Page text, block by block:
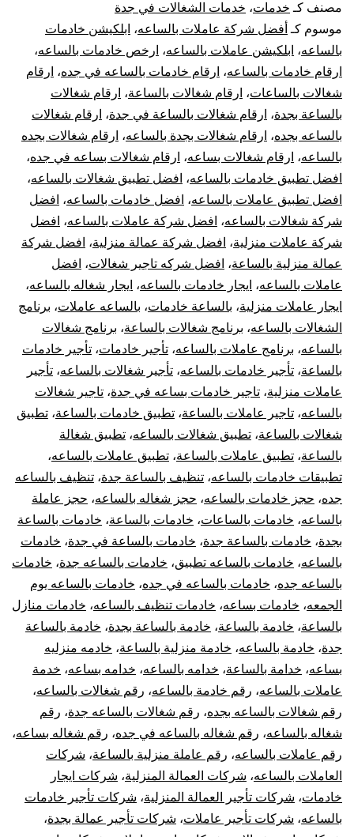
مصنف كـ خدمات، خدمات الشغالات في جدة
موسوم كـ أفضل شركة عاملات بالساعه، ابلكيشن خادمات
بالساعه، ابلكيشن عاملات بالساعه، ارخص خادمات بالساعه،
ارقام خادمات بالساعه، ارقام خادمات بالساعه في جده، ارقام
شغالات بالساعات، ارقام شغالات بالساعة، ارقام شغالات
بالساعة بجدة، ارقام شغالات بالساعة في جدة، ارقام شغالات
بالساعه بجده، ارقام شغالات بجدة بالساعه، ارقام شغالات بجده
بالساعه، ارقام شغالات بساعه، ارقام شغالات بساعه في جده،
افضل تطبيق خادمات بالساعه، افضل تطبيق شغالات بالساعه،
افضل تطبيق عاملات بالساعه، افضل خادمات بالساعه، افضل
شركة شغالات بالساعه، افضل شركة عاملات بالساعه، افضل
شركة عاملات منزلية، افضل شركة عمالة منزلية، افضل شركة
عمالة منزلية بالساعة، افضل شركه تاجير شغالات، افضل
عاملات بالساعه، ايجار خادمات بالساعه، ايجار شغاله بالساعه،
ايجار عاملات منزلية، بالساعة خادمات، بالساعه عاملات، برنامج
الشغالات بالساعه، برنامج شغالات بالساعة، برنامج شغالات
بالساعه، برنامج عاملات بالساعه، تأجير خادمات، تأجير خادمات
بالساعة، تأجير خادمات بالساعه، تأجير شغالات بالساعه، تأجير
عاملات منزلية، تاجير خادمات بساعه في جدة، تاجير شغالات
بالساعه، تاجير عاملات بالساعة، تطبيق خادمات بالساعة، تطبيق
شغالات بالساعة، تطبيق شغالات بالساعه، تطبيق شغالة
بالساعة، تطبيق عاملات بالساعة، تطبيق عاملات بالساعه،
تطبيقات خادمات بالساعه، تنظيف بالساعة جدة، تنظيف بالساعه
جده، حجز خادمات بالساعه، حجز شغاله بالساعه، حجز عاملة
بالساعه، خادمات بالساعات، خادمات بالساعة، خادمات بالساعة
بجدة، خادمات بالساعة جدة، خادمات بالساعة في جدة، خادمات
بالساعه، خادمات بالساعه تطبيق، خادمات بالساعه جدة، خادمات
بالساعه جده، خادمات بالساعه في جده، خادمات بالساعه يوم
الجمعه، خادمات بساعه، خادمات تنظيف بالساعه، خادمات منازل
بالساعة، خادمة بالساعة، خادمة بالساعة بجدة، خادمة بالساعة
جدة، خادمة بالساعه، خادمة منزلية بالساعة، خادمه منزليه
بساعه، خدامة بالساعة، خدامه بالساعه، خدامه بساعه، خدمة
عاملات بالساعه، رقم خادمة بالساعه، رقم شغالات بالساعه،
رقم شغالات بالساعه بجده، رقم شغالات بالساعه جدة، رقم
شغاله بالساعه، رقم شغاله بالساعه في جده، رقم شغاله بساعه،
رقم عاملات بالساعه، رقم عاملة منزلية بالساعة، شركات
العاملات بالساعه، شركات العمالة المنزلية، شركات ايجار
خادمات، شركات تأجير العمالة المنزلية، شركات تأجير خادمات
بالساعه، شركات تأجير عاملات، شركات تأجير عمالة بجدة،